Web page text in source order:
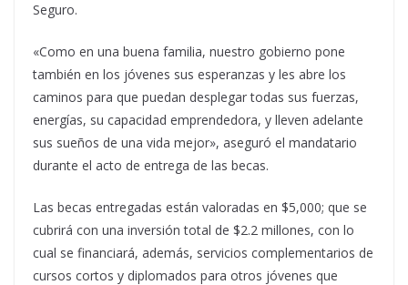
Seguro.
«Como en una buena familia, nuestro gobierno pone
también en los jóvenes sus esperanzas y les abre los
caminos para que puedan desplegar todas sus fuerzas,
energías, su capacidad emprendedora, y lleven adelante
sus sueños de una vida mejor», aseguró el mandatario
durante el acto de entrega de las becas.
Las becas entregadas están valoradas en $5,000; que se
cubrirá con una inversión total de $2.2 millones, con lo
cual se financiará, además, servicios complementarios de
cursos cortos y diplomados para otros jóvenes que